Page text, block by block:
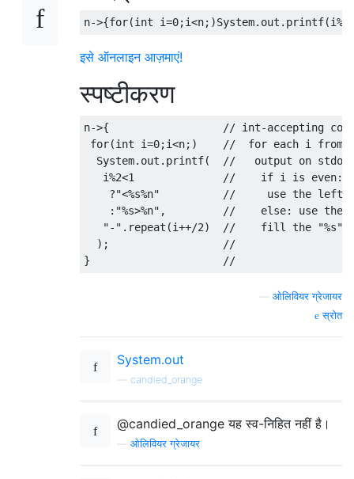
n->{for(int i=0;i<n;)System. out . printf(i%
इसे ऑनलाइन आज़माएं!
स्पष्टीकरण
n->{
// int-accepting
for(int i=0;i<n;)
//  for each i from
System. out . printf(
//   output on
   i
%2<1
//    if i is even:
?"<%s%n"
//     use the left-
: "%s>%n" ,
//    else: use the
"-" . repeat (i++/2)
//    fill the "%s" in
);
//
}
//
ओलिवियर ग्रेजायर
स्रोत
System.out
candied_orange
@candied_orange यह स्व-निहित नहीं है।
ओलिवियर ग्रेजायर